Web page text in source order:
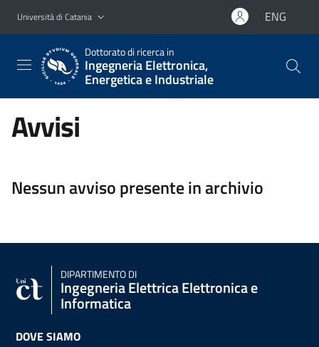
Vai al contenuto principale
Vai al menu di navigazione
Università di Catania ENG
Dottorato di ricerca in
Ingegneria Elettronica,
Energetica e Industriale
Avvisi
Nessun avviso presente in archivio
DIPARTIMENTO DI
Ingegneria Elettrica Elettronica e
Informatica
DOVE SIAMO